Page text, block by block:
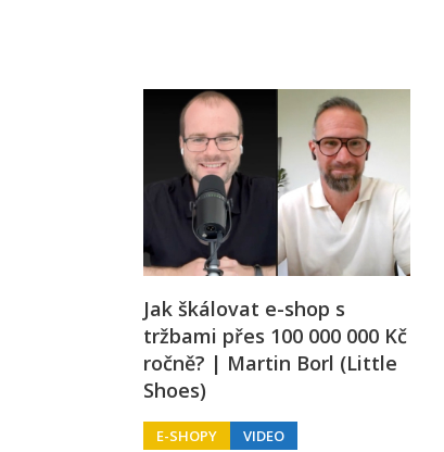
Jak škálovat e-shop s
tržbami přes 100 000 000 Kč
ročně? | Martin Borl (Little
Shoes)
E-SHOPY VIDEO